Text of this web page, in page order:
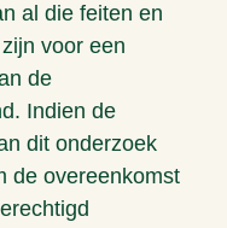
al die feiten en
voor een
de
Indien de
dit onderzoek
de overeenkomst